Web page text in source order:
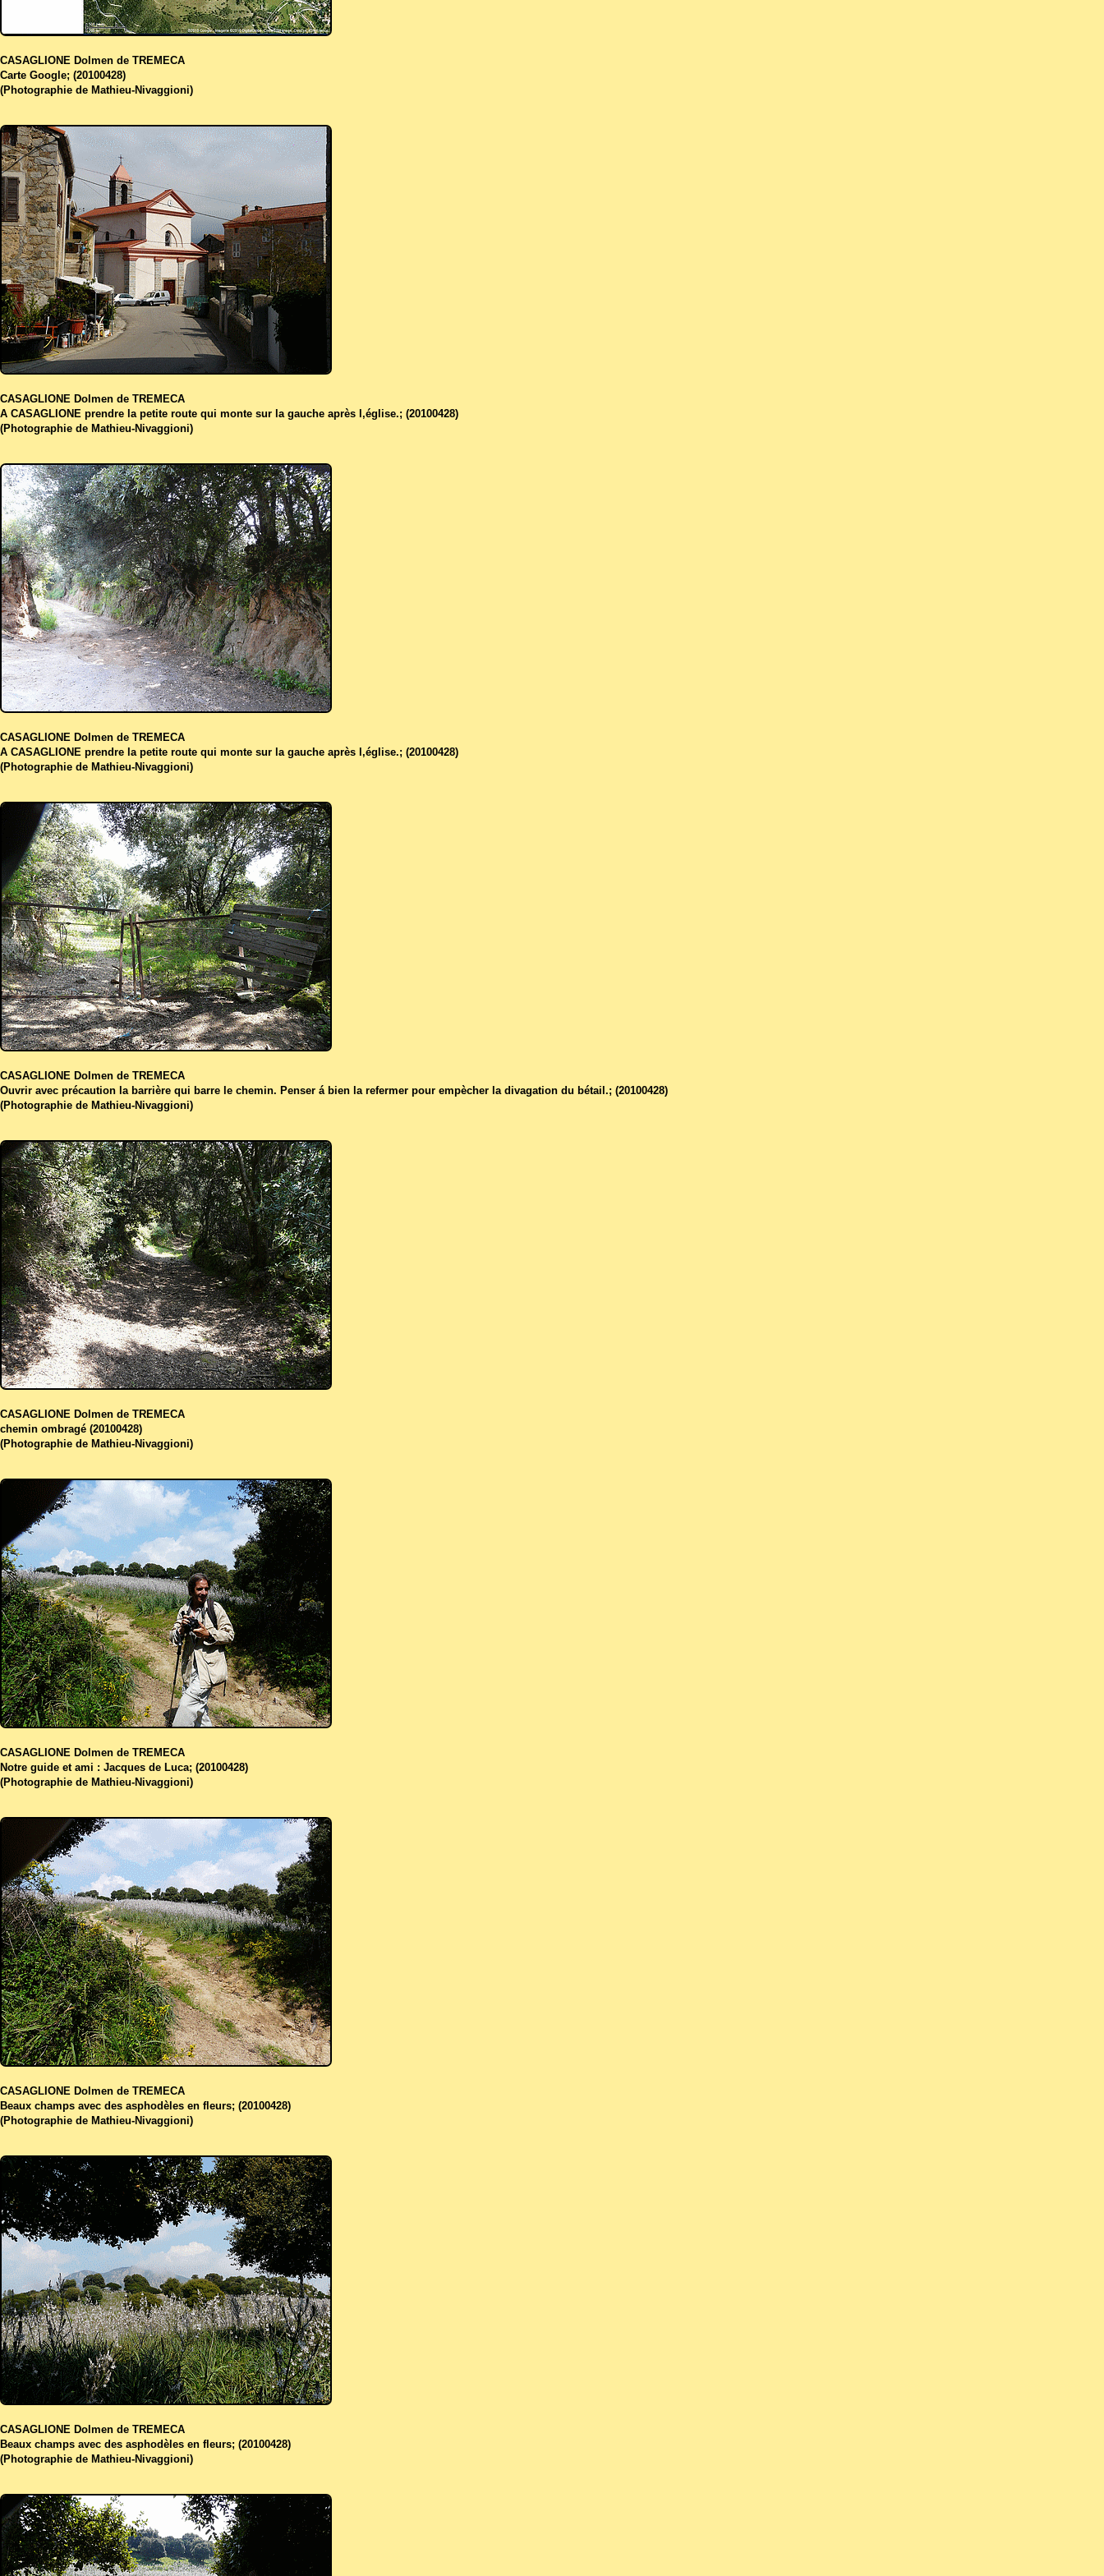
CASAGLIONE Dolmen de TREMECA
Carte Google; (20100428)
(Photographie de Mathieu-Nivaggioni)
CASAGLIONE Dolmen de TREMECA
A CASAGLIONE prendre la petite route qui monte sur la gauche après l‚église.; (20100428)
(Photographie de Mathieu-Nivaggioni)
CASAGLIONE Dolmen de TREMECA
A CASAGLIONE prendre la petite route qui monte sur la gauche après l‚église.; (20100428)
(Photographie de Mathieu-Nivaggioni)
CASAGLIONE Dolmen de TREMECA
Ouvrir avec précaution la barrière qui barre le chemin. Penser á bien la refermer pour empècher la divagation du bétail.; (20100428)
(Photographie de Mathieu-Nivaggioni)
CASAGLIONE Dolmen de TREMECA
chemin ombragé (20100428)
(Photographie de Mathieu-Nivaggioni)
CASAGLIONE Dolmen de TREMECA
Notre guide et ami : Jacques de Luca; (20100428)
(Photographie de Mathieu-Nivaggioni)
CASAGLIONE Dolmen de TREMECA
Beaux champs avec des asphodèles en fleurs; (20100428)
(Photographie de Mathieu-Nivaggioni)
CASAGLIONE Dolmen de TREMECA
Beaux champs avec des asphodèles en fleurs; (20100428)
(Photographie de Mathieu-Nivaggioni)